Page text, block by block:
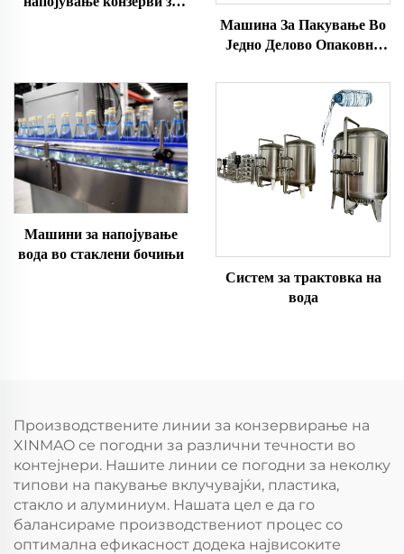
Машина За Пакување Во
Једно Делово Опаковно
Машини за напојување
вода во стаклени бочињи
Систем за трактовка на
вода
Производствените линии за конзервирање на
XINMAO се погодни за различни течности во
контејнери. Нашите линии се погодни за неколку
типови на пакување вклучувајќи, пластика,
стакло и алуминиум. Нашата цел е да го
балансираме производствениот процес со
оптимална ефикасност додека највисоките